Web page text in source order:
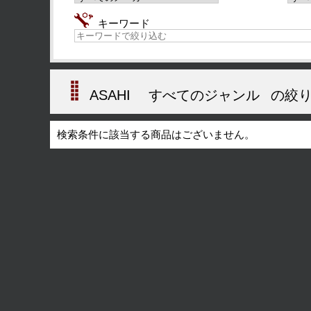
キーワード
ASAHI すべてのジャンル の絞
検索条件に該当する商品はございません。